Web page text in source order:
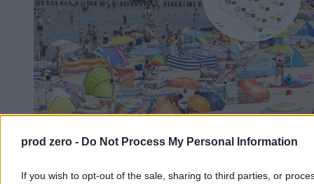
prod zero - Do Not Process My Personal Information
If you wish to opt-out of the sale, sharing to third parties, or
nową wakacyjną prognozę